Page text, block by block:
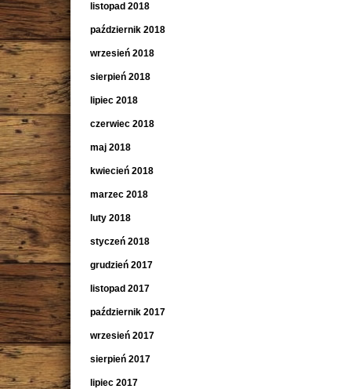
listopad 2018
październik 2018
wrzesień 2018
sierpień 2018
lipiec 2018
czerwiec 2018
maj 2018
kwiecień 2018
marzec 2018
luty 2018
styczeń 2018
grudzień 2017
listopad 2017
październik 2017
wrzesień 2017
sierpień 2017
lipiec 2017